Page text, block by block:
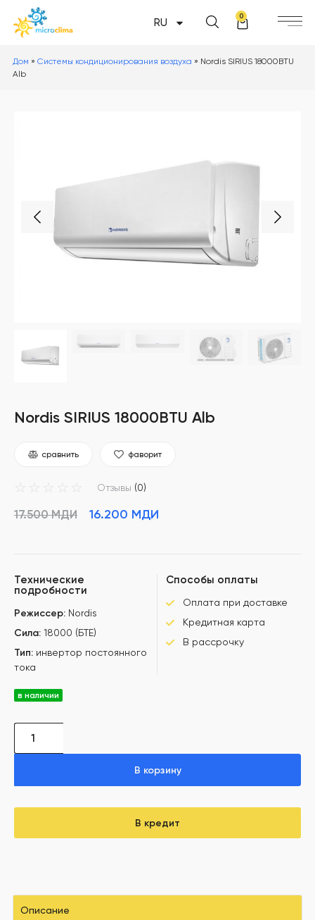
RU
0
Дом » Системы кондиционирования воздуха » Nordis SIRIUS 18000BTU
Alb
Nordis SIRIUS 18000BTU Alb
сравнить фаворит
☆ ☆ ☆ ☆ ☆ Отзывы (0)
17.500МДИ 16.200 МДИ
Технические
подробности
Режиссер: Nordis
Сила: 18000 (БТЕ)
Тип: инвертор постоянного
тока
Способы оплаты
Оплата при доставке
Кредитная карта
В рассрочку
в наличии
В корзину
В кредит
Описание